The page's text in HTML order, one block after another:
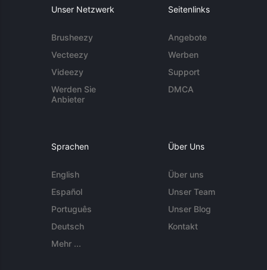
Unser Netzwerk
Brusheezy
Vecteezy
Videezy
Werden Sie
Anbieter
Seitenlinks
Angebote
Werben
Support
DMCA
Sprachen
English
Español
Português
Deutsch
Mehr ...
Über Uns
Über uns
Unser Team
Unser Blog
Kontakt